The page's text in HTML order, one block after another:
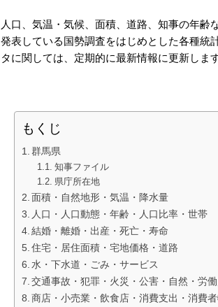
人口、気温・気候、面積、道路、知事の年齢
発表している国勢調査をはじめとした各種統
タに関しては、定期的に最新情報に更新します
もくじ
群馬県
知事ファイル
県庁所在地
面積・自然地形・気温・降水量
人口・人口動態・年齢・人口比率・世帯
結婚・離婚・出産・死亡・寿命
住宅・居住面積・宅地価格・道路
水・下水道・ごみ・サービス
交通事故・犯罪・火災・公害・自然・労
商店・小売業・飲食店・消費支出・消費